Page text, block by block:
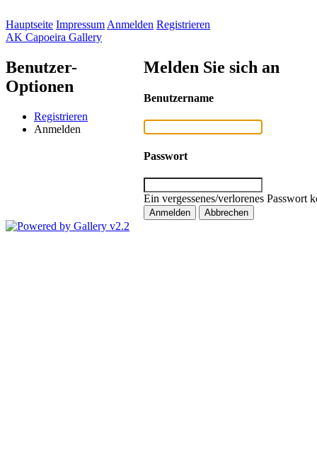
Hauptseite Impressum Anmelden Registrieren
AK Capoeira Gallery
Benutzer-
Optionen
Registrieren
Anmelden
Melden Sie sich an
Benutzername
Passwort
Ein vergessenes/verlorenes Passwort